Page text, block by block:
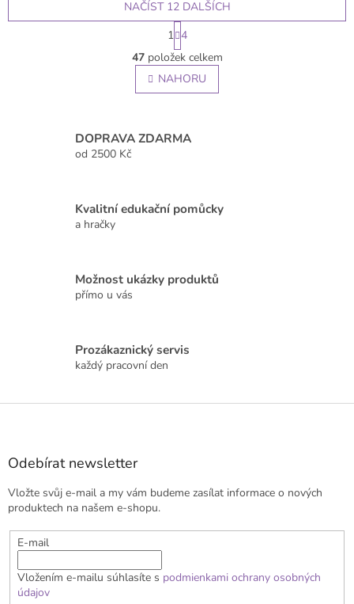
O
v
l
á
c
k
p
i
NAČÍST 12 DALŠÍCH
S
t
r
á
n
k
á
n
1 4
47položek celkem
NAHORU
DOPRAVA ZDARMA
od 2500 Kč
Kvalitní edukační pomůcky
a hračky
Možnost ukázky produktů
přímo u vás
Prozákaznický servis
každý pracovní den
Z
Odebírat newsletter
Vložte svůj e-mail a my vám budeme zasílat informace o nových
produktech na našem e-shopu.
E-mail
Vložením e-mailu súhlasíte s podmienkami ochrany osobných
údajov